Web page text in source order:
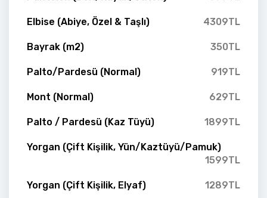
Elbise (Abiye, Özel & Taşlı) 4309TL
Bayrak (m2) 350TL
Palto/Pardesü (Normal) 919TL
Mont (Normal) 629TL
Palto / Pardesü (Kaz Tüyü) 1899TL
Yorgan (Çift Kişilik, Yün/Kaztüyü/Pamuk)
1599TL
Yorgan (Çift Kişilik, Elyaf) 1289TL